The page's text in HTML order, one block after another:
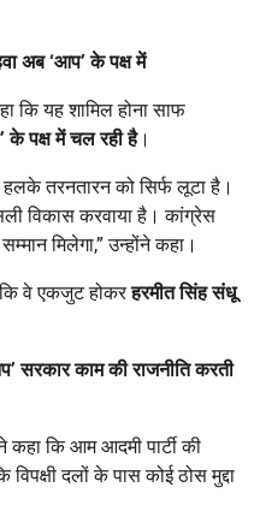
अब‘आप’के पक्ष में
कि यह शामिल होना साफ
’के पक्ष में चल रही है।
हलके तरनतारन को सिर्फ लूटा है।
विकास करवाया है। कांग्रेस
मिलेगा,” उन्होंने कहा।
कि वे एकजुट होकरहरमीत सिंह संधू
’सरकार काम की राजनीति करती
कहा कि आम आदमी पार्टी की
दलों के पास कोई ठोस मुद्दा